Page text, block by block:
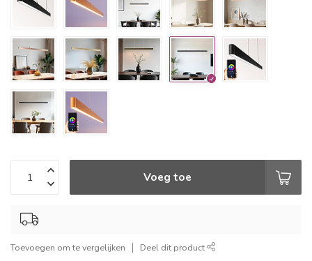
Voeg toe
Toevoegen om te vergelijken Deel dit product